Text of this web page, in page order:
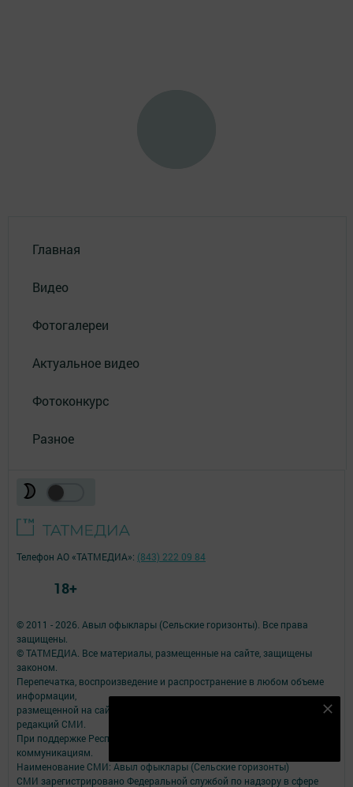
Главная
Видео
Фотогалереи
Актуальное видео
Фотоконкурс
Разное
© 2011 - 2026. Авыл офыклары (Сельские горизонты). Все права
защищены.
© ТАТМЕДИА. Все материалы, размещенные на сайте, защищены
законом.
Перепечатка, воспроизведение и распространение в любом объеме
информации,
размещенной на сайте, возможна только с письменного согласия
редакций СМИ.
При поддержке Республиканского агентства по печати и массовым
коммуникациям.
Наименование СМИ: Авыл офыклары (Сельские горизонты)
СМИ зарегистрировано Федеральной службой по надзору в сфере
Телефон АО «ТАТМЕДИА»: (843) 222 09 84
18+